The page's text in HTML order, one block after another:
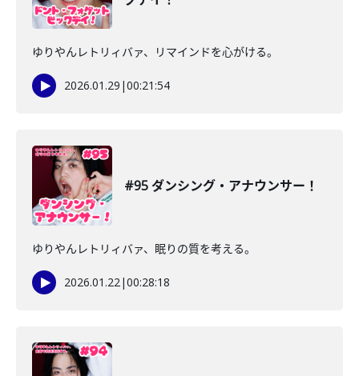
ゆりやんレトリィバァ、リマインドを心がける。
2026.01.29 |00:21:54
#95 ダンシング・アナウンサー！
ゆりやんレトリィバァ、眠りの質を考える。
2026.01.22|00:28:18